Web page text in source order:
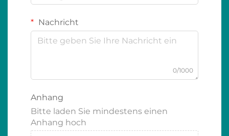
Nachricht
0/1000
Anhang
Bitte laden Sie mindestens einen
Anhang hoch